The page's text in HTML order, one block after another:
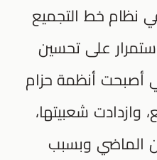
نظام خط التجميع
على تحسين
بالتالي أصبحت أنظمة حزام
وازدادت شعبيتها،
الماضي وبسبب